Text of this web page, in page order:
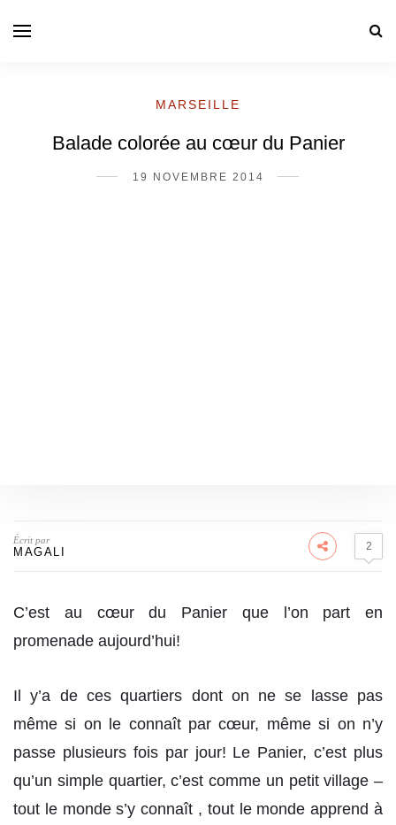
MARSEILLE
Balade colorée au cœur du Panier
19 NOVEMBRE 2014
Écrit par
MAGALI 2
C’est au cœur du Panier que l’on part en
promenade aujourd’hui!
Il y’a de ces quartiers dont on ne se lasse pas
même si on le connaît par cœur, même si on n’y
passe plusieurs fois par jour! Le Panier, c’est plus
qu’un simple quartier, c’est comme un petit village –
tout le monde s’y connaît , tout le monde apprend à